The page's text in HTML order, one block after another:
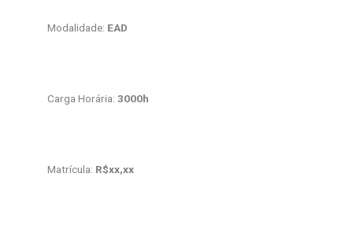
Modalidade: EAD
Carga Horária: 3000h
Matrícula: R$xx,xx